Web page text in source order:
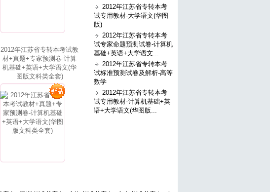
2012年江苏省专转本考试教
材+真题+专家预测卷-计算
机基础+英语+大学语文(华
图版文科类全套)
2012年江苏省专转本考
试专用教材-大学语文(华图
版)
2012年江苏省专转本考
试专家命题预测试卷-计算机
基础+英语+大学语文...
2012年江苏省专转本考
试标准预测试卷及解析-高等
数学
2012年江苏省专转本考
试专用教材-计算机基础+英
语+大学语文(华图版...